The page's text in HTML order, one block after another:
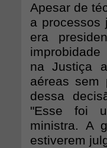
Apesar de
a processos
era
na Justiça
aéreas sem
dessa
"Esse foi
ministra. A
estiverem